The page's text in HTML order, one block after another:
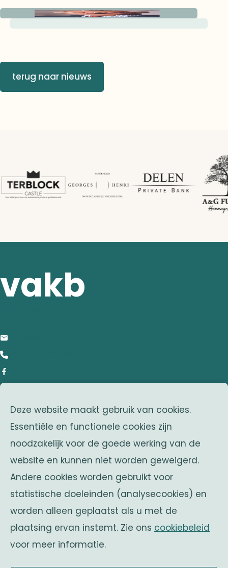
Deze website maakt gebruik van cookies.
Essentiële en functionele cookies zijn
noodzakelijk voor de goede werking van de
website en kunnen niet worden geweigerd.
Andere cookies worden gebruikt voor
statistische doeleinden (analysecookies) en
worden alleen geplaatst als u met de
plaatsing ervan instemt. Zie ons cookiebeleid
voor meer informatie.
terug naar nieuws
vakb
adres
Franklin Rooseveltlaan 25
1050 Brussel
Belgium
zusterverenigingen
Solidaritas
Fonds Keingiaert
belgische monarchie
Officiële website